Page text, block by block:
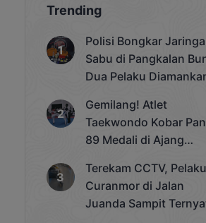
Trending
Polisi Bongkar
Sabu di Pangkalan
Dua Pelaku
Gemilang! Atlet
Taekwondo Kobar
89 Medali di Ajang
Cup 2025
Terekam CCTV, Pelaku
Curanmor di Jalan
Juanda Sampit